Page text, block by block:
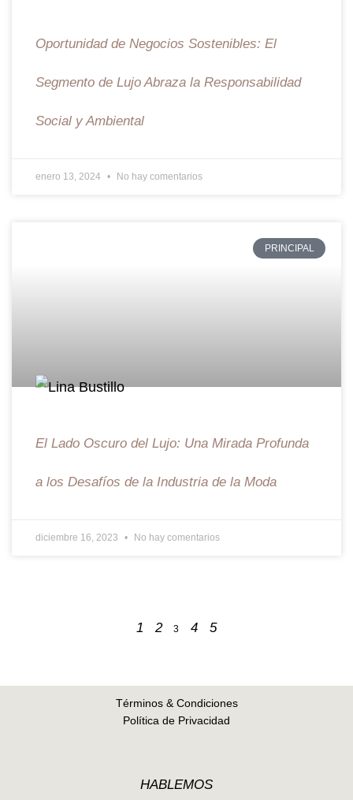
Oportunidad de Negocios Sostenibles: El
Segmento de Lujo Abraza la Responsabilidad
Social y Ambiental
enero 13, 2024 No hay comentarios
PRINCIPAL
El Lado Oscuro del Lujo: Una Mirada Profunda
a los Desafíos de la Industria de la Moda
diciembre 16, 2023 No hay comentarios
1 2 3 4 5
Términos & Condiciones
Política de Privacidad
HABLEMOS